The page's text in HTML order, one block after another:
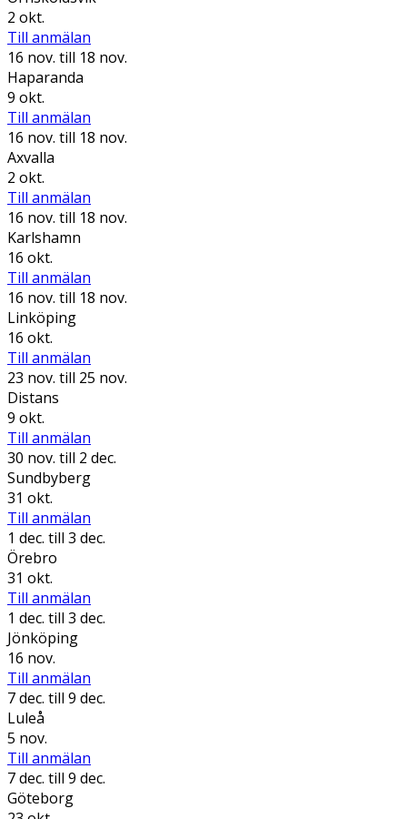
2 okt.
Till anmälan
16 nov. till 18 nov.
Haparanda
9 okt.
Till anmälan
16 nov. till 18 nov.
Axvalla
2 okt.
Till anmälan
16 nov. till 18 nov.
Karlshamn
16 okt.
Till anmälan
16 nov. till 18 nov.
Linköping
16 okt.
Till anmälan
23 nov. till 25 nov.
Distans
9 okt.
Till anmälan
30 nov. till 2 dec.
Sundbyberg
31 okt.
Till anmälan
1 dec. till 3 dec.
Örebro
31 okt.
Till anmälan
1 dec. till 3 dec.
Jönköping
16 nov.
Till anmälan
7 dec. till 9 dec.
Luleå
5 nov.
Till anmälan
7 dec. till 9 dec.
Göteborg